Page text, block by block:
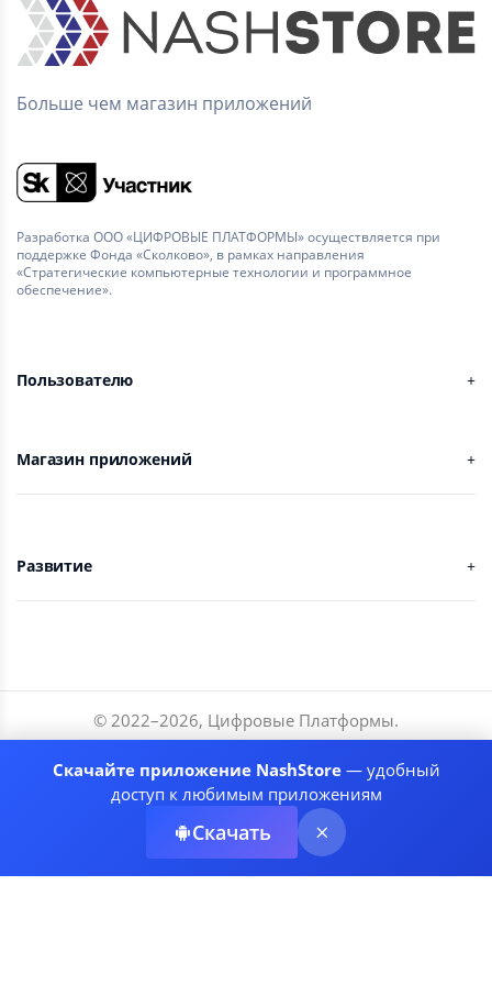
Больше чем магазин приложений
Разработка ООО «ЦИФРОВЫЕ ПЛАТФОРМЫ» осуществляется при
поддержке Фонда «Сколково», в рамках направления
«Стратегические компьютерные технологии и программное
обеспечение».
Пользователю
Магазин приложений
Развитие
© 2022–2026, Цифровые Платформы.
Разработчики
Соглашение
Рекомендательные системы
Скачайте приложение NashStore— удобный
доступ к любимым приложениям
Скачать